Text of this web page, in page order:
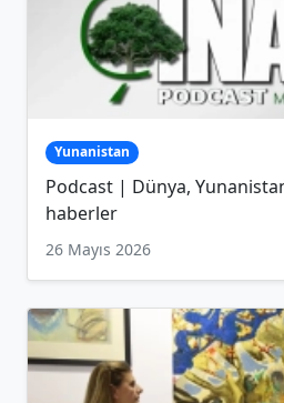
Yunanistan
Podcast | Dünya,
haberler
26 Mayıs 2026